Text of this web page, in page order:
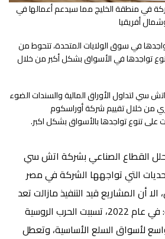
في منطقة الخليج مما سيدعم أعمالها في
أفريقيا
في سوق الولايات المتحدة، تتحوط من
تواجدها في الأسواق بشكل أكبر من خلال
سي لتداول الأوراق المالية والسندات الضوء
من خلال تقييمشركةأوراسكوم
على تنوع تواجدها بالأسواق بشكل اكبر.
القطاع الصناعي بشركة اتش سي
التي تواجهها الشركة في مصر
الا أن المشاريع قيد التنفيذ مازالتتعد
في عام 2022، تسببت الحرب الروسية
لأسواق السلع الأساسية، وتعطل